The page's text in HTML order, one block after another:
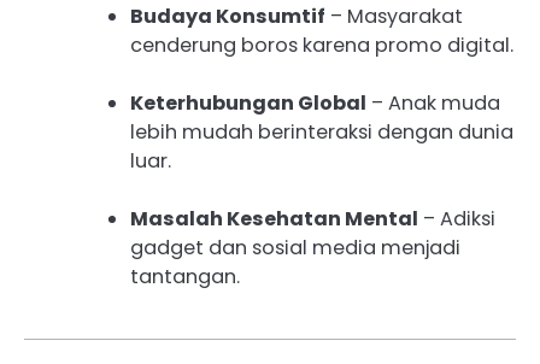
Budaya Konsumtif – Masyarakat
cenderung boros karena promo digital.
Keterhubungan Global – Anak muda
lebih mudah berinteraksi dengan dunia
luar.
Masalah Kesehatan Mental – Adiksi
gadget dan sosial media menjadi
tantangan.